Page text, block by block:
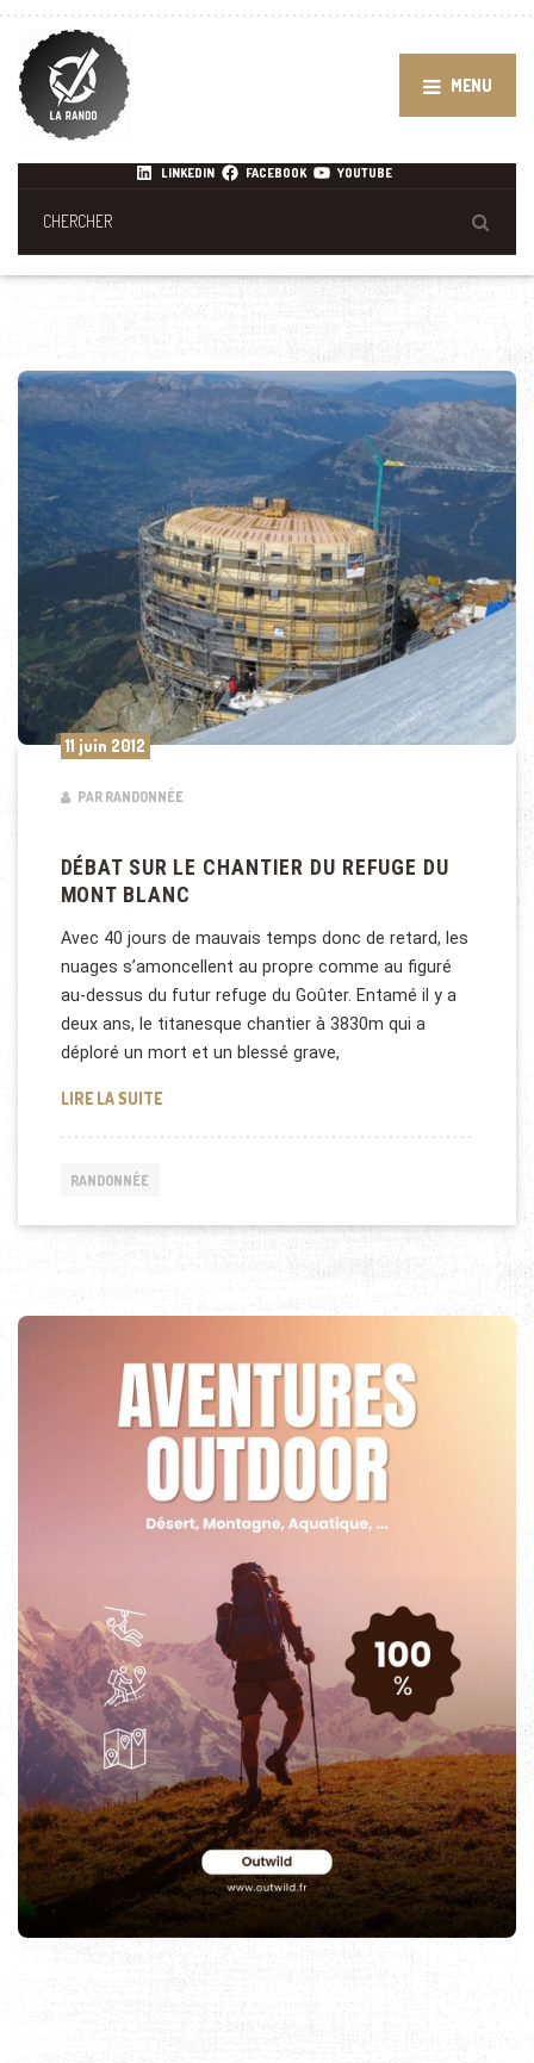
MENU
LINKEDIN FACEBOOK YOUTUBE
11 juin 2012
PAR RANDONNÉE
DÉBAT SUR LE CHANTIER DU REFUGE DU
MONT BLANC
Avec 40 jours de mauvais temps donc de retard, les
nuages s’amoncellent au propre comme au figuré
au-dessus du futur refuge du Goûter. Entamé il y a
deux ans, le titanesque chantier à 3830m qui a
déploré un mort et un blessé grave,
LIRE LA SUITEDÉBAT SUR LE CHANTIER DU REFUGE DU MONT
RANDONNÉE